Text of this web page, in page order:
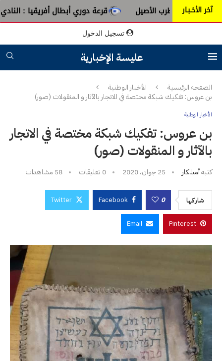
آخر الأخـبـار
عبق الطرب الأصيل قرعة دوري أبطال أفريقيا : النادي
تسجيل الدخول
عليسة الإخبارية
الصفحة الرئيسية
الأخبار الوطنية
بن عروس: تفكيك شبكة مختصة في الاتجار بالآثار و المنقولات (صور)
الأخبار الوطنية
بن عروس: تفكيك شبكة مختصة في الاتجار
بالآثار و المنقولات (صور)
كتبهأميلكار 25 جوان، 2020 0 تعليقات 58 مشاهدات
شاركها 0
Facebook
Twitter
Pinterest
Email